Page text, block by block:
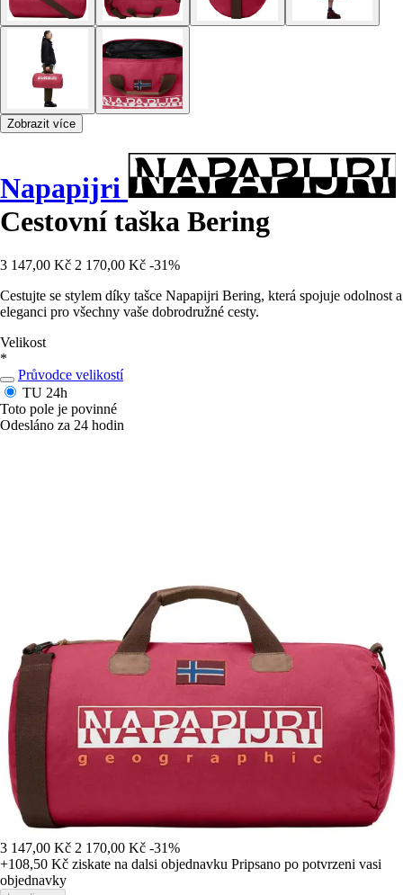
Zobrazit více
Napapijri
Cestovní taška Bering
3 147,00 Kč 2 170,00 Kč -31%
Cestujte se stylem díky tašce Napapijri Bering, která spojuje odolnost a
eleganci pro všechny vaše dobrodružné cesty.
Velikost
*
Průvodce velikostí
TU 24h
Toto pole je povinné
Odesláno za 24 hodin
3 147,00 Kč 2 170,00 Kč -31%
+108,50 Kč ziskate na dalsi objednavku Pripsano po potvrzeni vasi
objednavky